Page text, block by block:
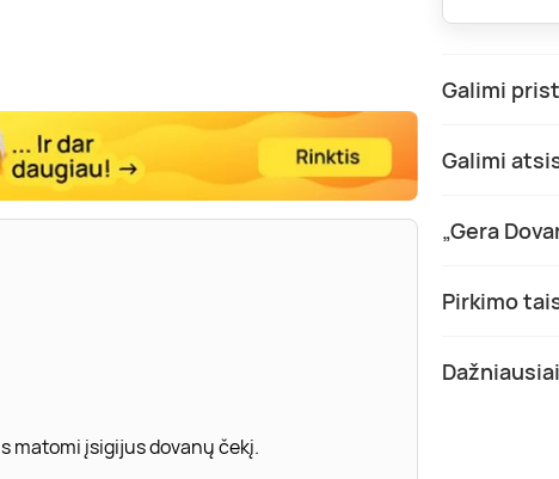
Galimi
Galimi
„Gera
Pirkimo
matomi įsigijus dovanų čekį.